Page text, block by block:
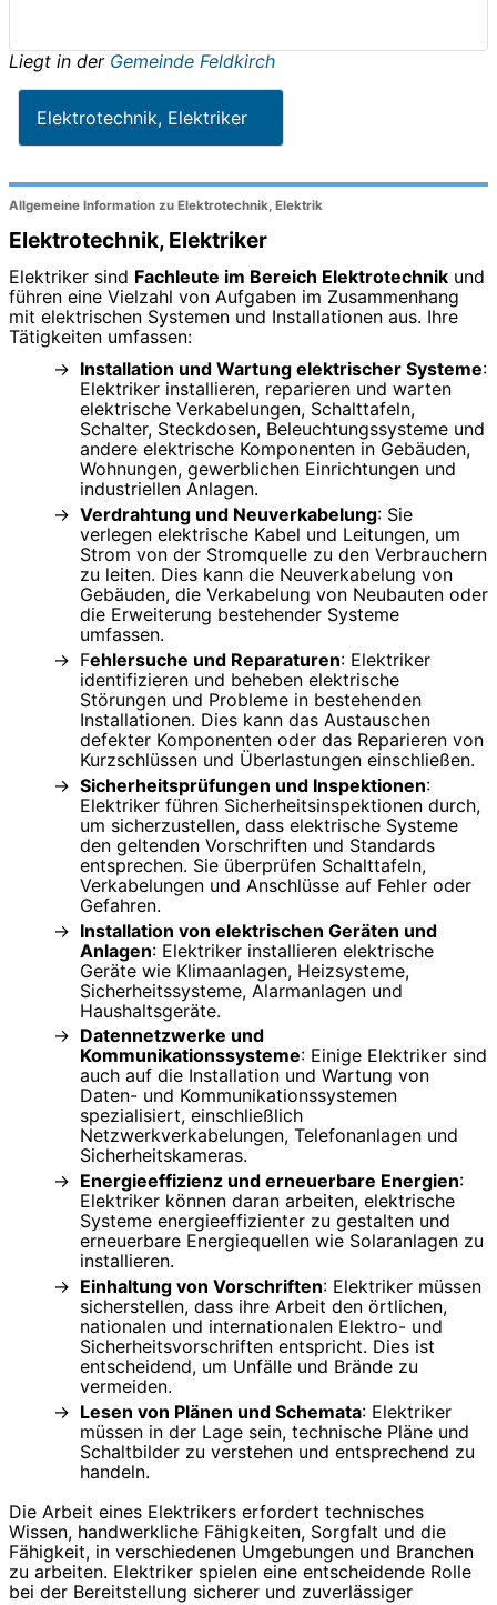
Liegt in der Gemeinde Feldkirch
Elektrotechnik, Elektriker
Allgemeine Information zu Elektrotechnik, Elektrik
Elektrotechnik, Elektriker
Elektriker sind Fachleute im Bereich Elektrotechnik und
führen eine Vielzahl von Aufgaben im Zusammenhang
mit elektrischen Systemen und Installationen aus. Ihre
Tätigkeiten umfassen:
Installation und Wartung elektrischer Systeme:
Elektriker installieren, reparieren und warten
elektrische Verkabelungen, Schalttafeln,
Schalter, Steckdosen, Beleuchtungssysteme und
andere elektrische Komponenten in Gebäuden,
Wohnungen, gewerblichen Einrichtungen und
industriellen Anlagen.
Verdrahtung und Neuverkabelung: Sie
verlegen elektrische Kabel und Leitungen, um
Strom von der Stromquelle zu den Verbrauchern
zu leiten. Dies kann die Neuverkabelung von
Gebäuden, die Verkabelung von Neubauten oder
die Erweiterung bestehender Systeme
umfassen.
Fehlersuche und Reparaturen: Elektriker
identifizieren und beheben elektrische
Störungen und Probleme in bestehenden
Installationen. Dies kann das Austauschen
defekter Komponenten oder das Reparieren von
Kurzschlüssen und Überlastungen einschließen.
Sicherheitsprüfungen und Inspektionen:
Elektriker führen Sicherheitsinspektionen durch,
um sicherzustellen, dass elektrische Systeme
den geltenden Vorschriften und Standards
entsprechen. Sie überprüfen Schalttafeln,
Verkabelungen und Anschlüsse auf Fehler oder
Gefahren.
Installation von elektrischen Geräten und
Anlagen: Elektriker installieren elektrische
Geräte wie Klimaanlagen, Heizsysteme,
Sicherheitssysteme, Alarmanlagen und
Haushaltsgeräte.
Datennetzwerke und
Kommunikationssysteme: Einige Elektriker sind
auch auf die Installation und Wartung von
Daten- und Kommunikationssystemen
spezialisiert, einschließlich
Netzwerkverkabelungen, Telefonanlagen und
Sicherheitskameras.
Energieeffizienz und erneuerbare Energien:
Elektriker können daran arbeiten, elektrische
Systeme energieeffizienter zu gestalten und
erneuerbare Energiequellen wie Solaranlagen zu
installieren.
Einhaltung von Vorschriften: Elektriker müssen
sicherstellen, dass ihre Arbeit den örtlichen,
nationalen und internationalen Elektro- und
Sicherheitsvorschriften entspricht. Dies ist
entscheidend, um Unfälle und Brände zu
vermeiden.
Lesen von Plänen und Schemata: Elektriker
müssen in der Lage sein, technische Pläne und
Schaltbilder zu verstehen und entsprechend zu
handeln.
Die Arbeit eines Elektrikers erfordert technisches
Wissen, handwerkliche Fähigkeiten, Sorgfalt und die
Fähigkeit, in verschiedenen Umgebungen und Branchen
zu arbeiten. Elektriker spielen eine entscheidende Rolle
bei der Bereitstellung sicherer und zuverlässiger